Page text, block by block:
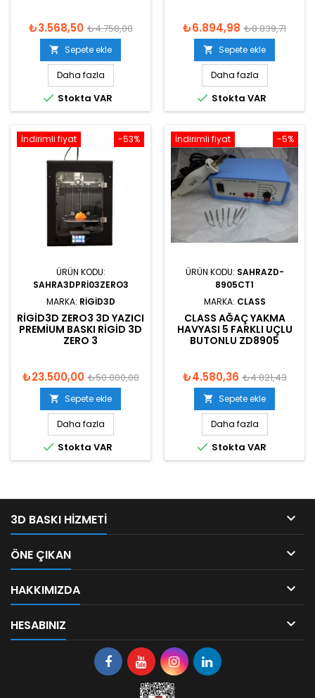
₺3.568,50 ₺4.758,00
 Sepete ekle
Daha fazla
 Stokta VAR
₺6.894,98 ₺8.839,71
 Sepete ekle
Daha fazla
 Stokta VAR
-53%
İndirimli fiyat
ÜRÜN KODU:
SAHRA3DPRI03ZERO3
MARKA: RIGID3D
RIGID3D ZERO3 3D YAZICI
PREMIUM BASKI RIGID 3D
ZERO 3
₺23.500,00 ₺50.000,00
 Sepete ekle
Daha fazla
 Stokta VAR
-5%
İndirimli fiyat
ÜRÜN KODU: SAHRAZD-
8905CT1
MARKA: CLASS
CLASS AĞAÇ YAKMA
HAVYASI 5 FARKLI UÇLU
BUTONLU ZD8905
₺4.580,36 ₺4.821,43
 Sepete ekle
Daha fazla
 Stokta VAR
3D BASKI HIZMETI 
ÖNE ÇIKAN 
HAKKIMIZDA 
HESABINIZ 